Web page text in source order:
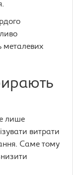
металевих
лише
витрати
Саме тому